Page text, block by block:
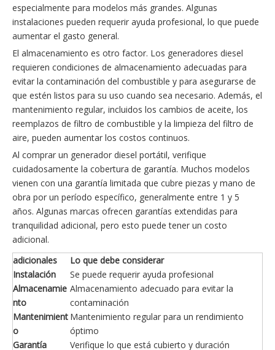
especialmente para modelos más grandes. Algunas
instalaciones pueden requerir ayuda profesional, lo que puede
aumentar el gasto general.
El almacenamiento es otro factor. Los generadores diesel
requieren condiciones de almacenamiento adecuadas para
evitar la contaminación del combustible y para asegurarse de
que estén listos para su uso cuando sea necesario. Además, el
mantenimiento regular, incluidos los cambios de aceite, los
reemplazos de filtro de combustible y la limpieza del filtro de
aire, pueden aumentar los costos continuos.
Al comprar un generador diesel portátil, verifique
cuidadosamente la cobertura de garantía. Muchos modelos
vienen con una garantía limitada que cubre piezas y mano de
obra por un período específico, generalmente entre 1 y 5
años. Algunas marcas ofrecen garantías extendidas para
tranquilidad adicional, pero esto puede tener un costo
adicional.
adicionales
Lo que debe considerar
Instalación
Se puede requerir ayuda profesional
Almacenamie
nto
Almacenamiento adecuado para evitar la
contaminación
Mantenimient
o
Mantenimiento regular para un rendimiento
óptimo
Garantía
Verifique lo que está cubierto y duración